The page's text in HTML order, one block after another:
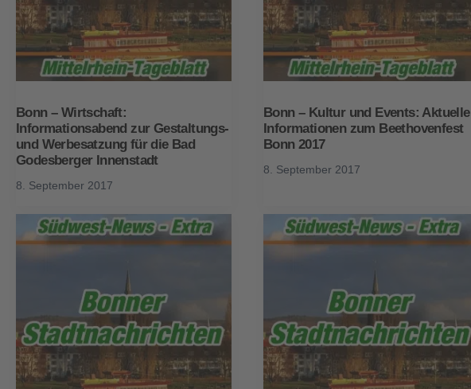
Bonn – Wirtschaft:
Informationsabend zur Gestaltungs-
und Werbesatzung für die Bad
Godesberger Innenstadt
8. September 2017
Bonn – Kultur und Events: Aktuelle
Informationen zum Beethovenfest
Bonn 2017
8. September 2017